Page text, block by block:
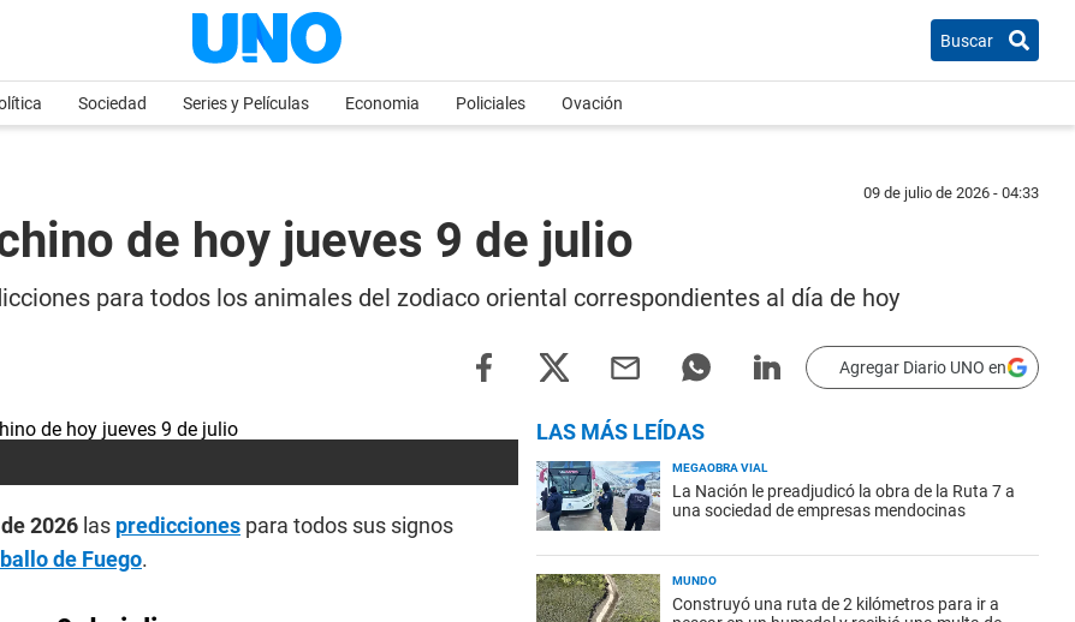
Buscar
Sociedad Series y Películas Economia Policiales Ovación
09 de julio de 2026 - 04:33
de hoy jueves 9 de julio
para todos los animales del zodiaco oriental correspondientes al día de hoy
Agregar Diario UNO en
2026 las predicciones para todos sus signos
de Fuego.
LAS MÁS LEÍDAS
MEGAOBRA VIAL
La Nación le preadjudicó la obra de la Ruta 7 a
una sociedad de empresas mendocinas
MUNDO
Construyó una ruta de 2 kilómetros para ir a